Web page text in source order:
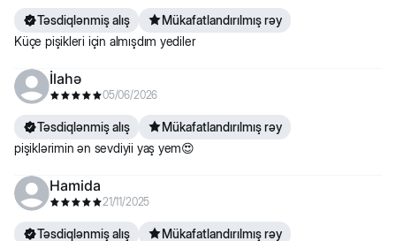
Təsdiqlənmiş alış
Mükafatlandırılmış rəy
Küçe pişikleri için almışdım yediler
İlahə
05/06/2026
Təsdiqlənmiş alış
Mükafatlandırılmış rəy
pişiklərimin ən sevdiyii yaş yem😍
Hamida
21/11/2025
Təsdiqlənmiş alış
Mükafatlandırılmış rəy